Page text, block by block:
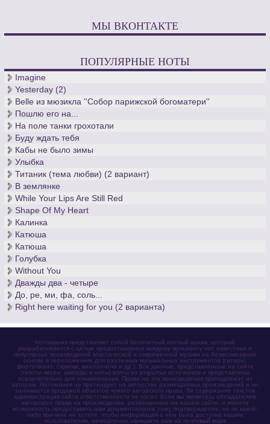
МЫ ВКОНТАКТЕ
ПОПУЛЯРНЫЕ НОТЫ
Imagine
Yesterday (2)
Belle из мюзикла ''Собор парижской богоматери''
Пошлю его на...
На поле танки грохотали
Буду ждать тебя
Кабы не было зимы
Улыбка
Титаник (тема любви) (2 вариант)
В землянке
While Your Lips Are Still Red
Shape Of My Heart
Калинка
Катюша
Катюша
Голубка
Without You
Дважды два - четыре
До, ре, ми, фа, соль...
Right here waiting for you (2 варианта)
Нотомания представляет собой бесплатный нотный архив, который
разрабатывается с целью предоставления каждому музыканту нот известных и
популярных произведений классической и современной музыки на безвозмездной
основе в переложениях для различных музыкальных инструментов (гитары,
фортепиано, скрипки, виолончели и др.). Все данные, представленные на сайте
(тексты песен, аккорды и ноты) взяты из открытых источников и представлены
исключительно для ознакомления. Права на эти произведения принадлежат их
авторам. Нотомания не претендует на авторство размещаемых произведений и не
занимается продажей объектов чужого авторского права. За содержание текстов
администрация сайта ответственности не несет. Если вы являетесь обладателем
авторского права на произведение, размещенное на нашем сайте, и имеете
возможность предоставить нам документальное тому подтверждение, но по какой-
либо причине не хотите, чтобы информация о нём была доступна нашим
пользователям, немедленно напишите нам на почтовый ящик